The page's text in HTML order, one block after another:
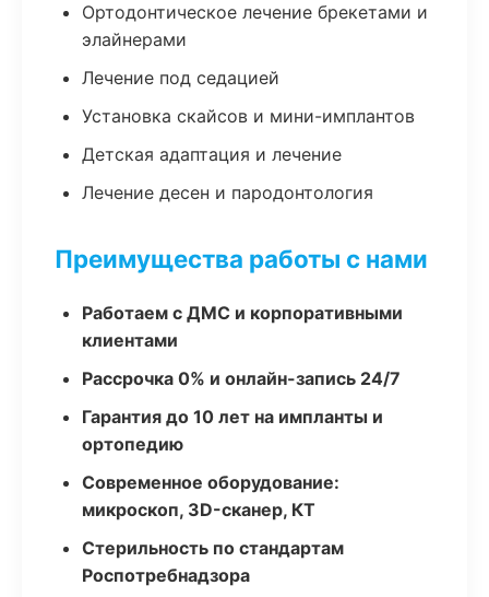
Ортодонтическое лечение брекетами и
элайнерами
Лечение под седацией
Установка скайсов и мини-имплантов
Детская адаптация и лечение
Лечение десен и пародонтология
Преимущества работы с нами
Работаем с ДМС и корпоративными
клиентами
Рассрочка 0% и онлайн-запись 24/7
Гарантия до 10 лет на импланты и
ортопедию
Современное оборудование:
микроскоп, 3D-сканер, КТ
Стерильность по стандартам
Роспотребнадзора